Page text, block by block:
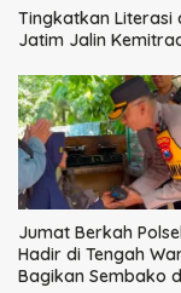
Tingkatkan Literasi
Jatim Jalin
Jumat Berkah
Hadir di Tengah
Bagikan Sembako